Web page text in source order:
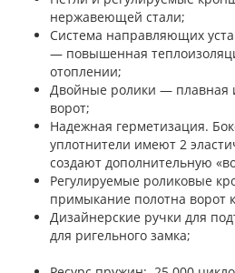
нержавеющей стали;
Система направляющих
— повышенная
отоплении;
Двойные ролики — плавная
ворот;
Надежная герметизация.
уплотнители имеют 2
создают дополнительную
Регулируемые роликовые
примыкание полотна ворот
Дизайнерские ручки для
для